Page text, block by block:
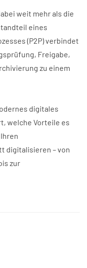
weit mehr als die
eines
(P2P) verbindet
Freigabe,
zu einem
digitales
welche Vorteile es
digitalisieren – von
zur